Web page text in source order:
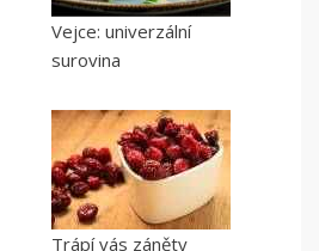
Vejce: univerzální
surovina
Trápí vás záněty